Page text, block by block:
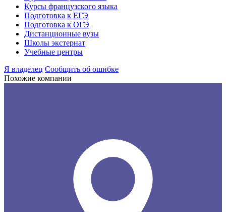
Курсы французского языка
Подготовка к ЕГЭ
Подготовка к ОГЭ
Дистанционные вузы
Школы экстернат
Учебные центры
Я владелец Сообщить об ошибке
Похожие компании